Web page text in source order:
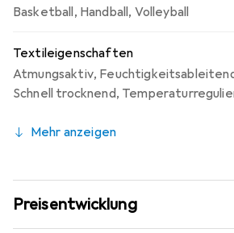
Basketball, Handball, Volleyball
Textileigenschaften
Atmungsaktiv,
Schnell trocknend,
Mehr anzeigen
Preisentwicklung